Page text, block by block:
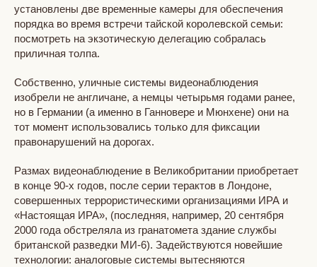
установлены две временные камеры для обеспечения
порядка во время встречи тайской королевской семьи:
посмотреть на экзотическую делегацию собралась
приличная толпа.
Собственно, уличные системы видеонаблюдения
изобрели не англичане, а немцы четырьмя годами ранее,
но в Германии (а именно в Ганновере и Мюнхене) они на
тот момент использовались только для фиксации
правонарушений на дорогах.
Размах видеонаблюдение в Великобритании приобретает
в конце 90-х годов, после серии терактов в Лондоне,
совершенных террористическими организациями ИРА и
«Настоящая ИРА», (последняя, например, 20 сентября
2000 года обстреляла из гранатомета здание службы
британской разведки МИ-6). Задействуются новейшие
технологии: аналоговые системы вытесняются